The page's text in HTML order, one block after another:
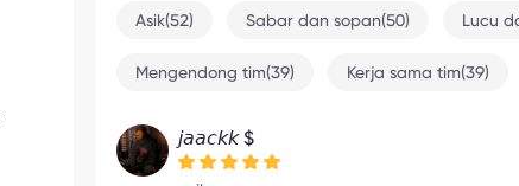
Asik(52) Sabar dan sopan(50) Lucu
Mengendong tim(39) Kerja sama tim(39)
𝘫𝘢𝘢𝘤𝘬𝘬 $